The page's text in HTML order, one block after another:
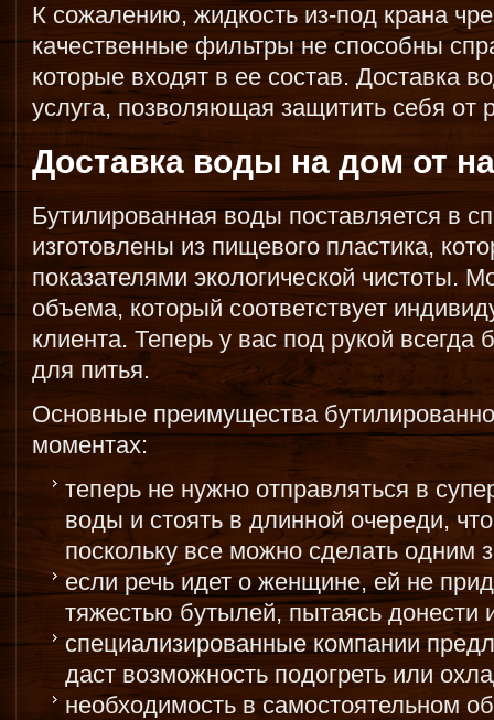
К сожалению, жидкость из-под крана
качественные фильтры не способны
которые входят в ее состав. Доставка
услуга, позволяющая защитить себя от
Доставка воды на дом от
Бутилированная воды поставляется в
изготовлены из пищевого пластика,
показателями экологической чистоты.
объема, который соответствует
клиента. Теперь у вас под рукой всегда
для питья.
Основные преимущества
моментах:
теперь не нужно отправляться в
воды и стоять в длинной очереди,
поскольку все можно сделать одним
если речь идет о женщине, ей не
тяжестью бутылей, пытаясь донести
специализированные компании
даст возможность подогреть или
необходимость в самостоятельном